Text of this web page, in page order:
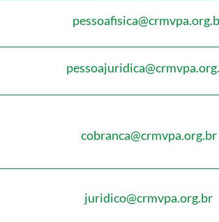
cobranca@crmvpa.org.br
juridico@crmvpa.org.br